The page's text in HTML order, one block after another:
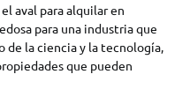
aval para alquilar en
para una industria que
de la ciencia y la tecnología,
que pueden